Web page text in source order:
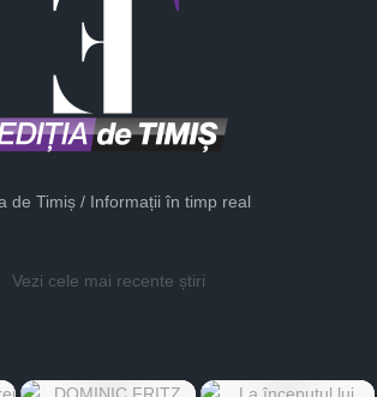
de Timiș / Informații în timp real
Vezi cele mai recente știri